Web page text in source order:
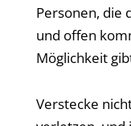
Personen, die
und offen
Möglichkeit
Verstecke